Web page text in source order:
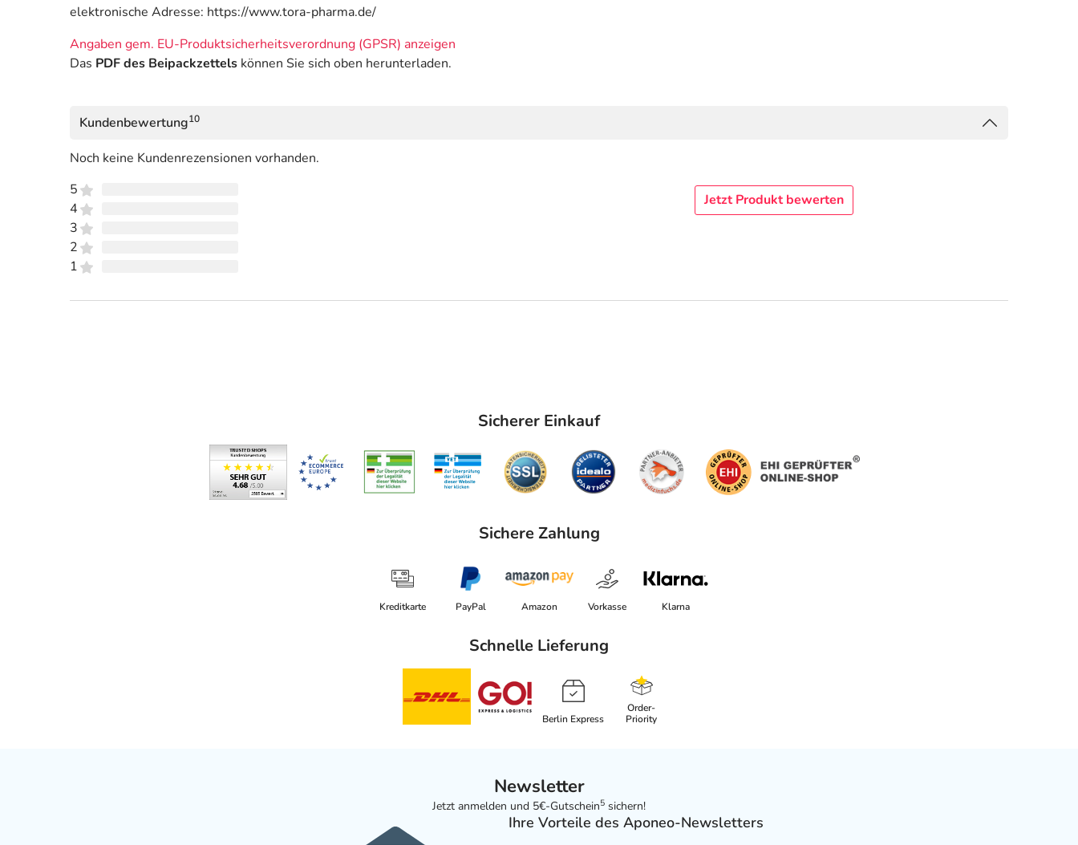
elektronische Adresse: https://www.tora-pharma.de/
Angaben gem. EU-Produktsicherheitsverordnung (GPSR) anzeigen
Das PDF des Beipackzettels können Sie sich oben herunterladen.
Kundenbewertung10
Noch keine Kundenrezensionen vorhanden.
5
4
3
2
1
Jetzt Produkt bewerten
Sicherer Einkauf
Sichere Zahlung
Kreditkarte PayPal Amazon Vorkasse Klarna
Schnelle Lieferung
Berlin Express
Order-
Priority
Newsletter
Jetzt anmelden und 5€-Gutschein5 sichern!
Ihre Vorteile des Aponeo-Newsletters